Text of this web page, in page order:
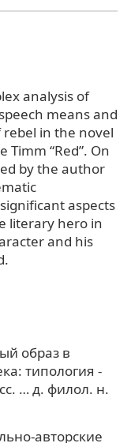
analysis of
means and
in the novel
“Red”. On
by the author
aspects
literary hero in
and his
образ в
типология -
… д. филол. н.
авторские